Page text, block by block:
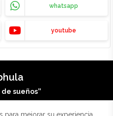
whatsapp
youtube
sueños”